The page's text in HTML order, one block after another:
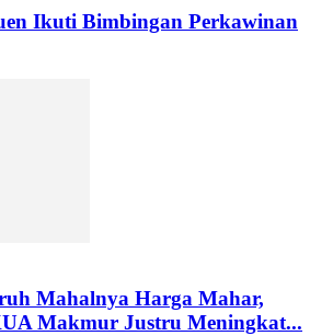
Ikuti Bimbingan Perkawinan
Mahalnya Harga Mahar,
Makmur Justru Meningkat...